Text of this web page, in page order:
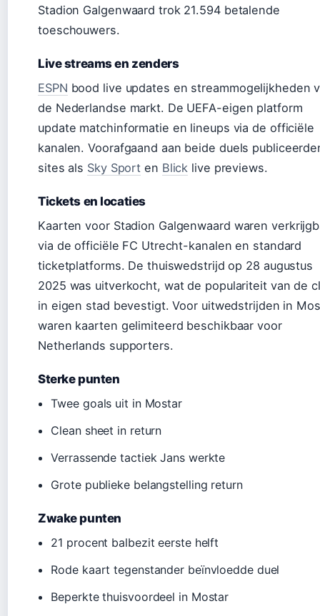
Stadion Galgenwaard trok 21.594 betalende
toeschouwers.
Live streams en zenders
ESPN bood live updates en streammogelijkheden
de Nederlandse markt. De UEFA-eigen platform
update matchinformatie en lineups via de officiële
kanalen. Voorafgaand aan beide duels
sites als Sky Sport en Blick live previews.
Tickets en locaties
Kaarten voor Stadion Galgenwaard waren
via de officiële FC Utrecht-kanalen en standard
ticketplatforms. De thuiswedstrijd op 28 augustus
2025 was uitverkocht, wat de populariteit van de
in eigen stad bevestigt. Voor uitwedstrijden in
waren kaarten gelimiteerd beschikbaar voor
Netherlands supporters.
Sterke punten
Twee goals uit in Mostar
Clean sheet in return
Verrassende tactiek Jans werkte
Grote publieke belangstelling return
Zwake punten
21 procent balbezit eerste helft
Rode kaart tegenstander beïnvloedde duel
Beperkte thuisvoordeel in Mostar